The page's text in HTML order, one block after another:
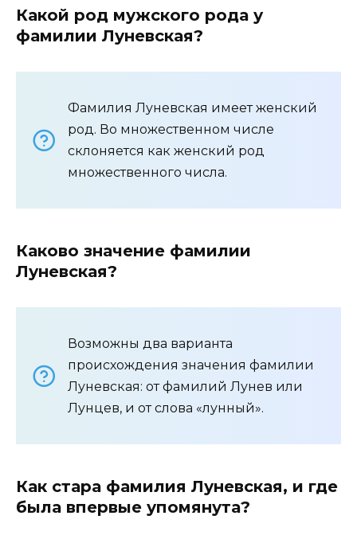
Какой род мужского рода у
фамилии Луневская?
Фамилия Луневская имеет женский
род. Во множественном числе
склоняется как женский род
множественного числа.
Каково значение фамилии
Луневская?
Возможны два варианта
происхождения значения фамилии
Луневская: от фамилий Лунев или
Лунцев, и от слова «лунный».
Как стара фамилия Луневская, и где
была впервые упомянута?